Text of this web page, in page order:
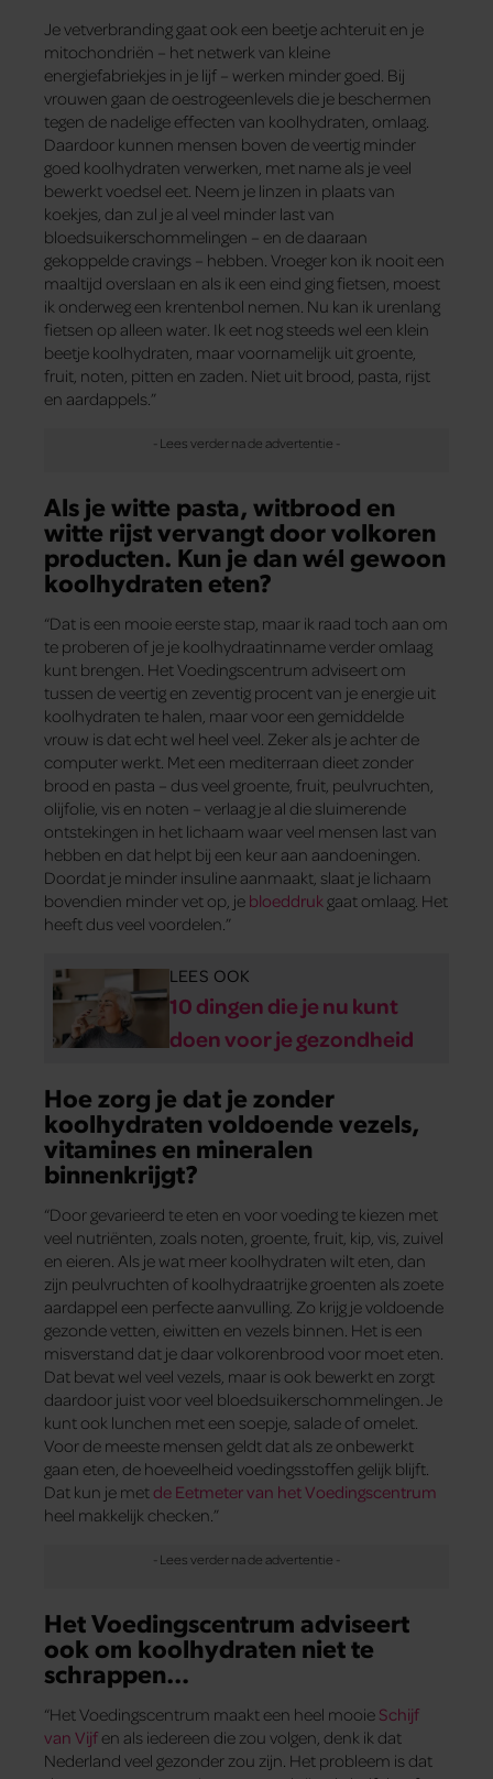
Je vetverbranding gaat ook een beetje achteruit en je
mitochondriën – het netwerk van kleine
energiefabriekjes in je lijf – werken minder goed. Bij
vrouwen gaan de oestrogeenlevels die je beschermen
tegen de nadelige effecten van koolhydraten, omlaag.
Daardoor kunnen mensen boven de veertig minder
goed koolhydraten verwerken, met name als je veel
bewerkt voedsel eet. Neem je linzen in plaats van
koekjes, dan zul je al veel minder last van
bloedsuikerschommelingen – en de daaraan
gekoppelde cravings – hebben. Vroeger kon ik nooit een
maaltijd overslaan en als ik een eind ging fietsen, moest
ik onderweg een krentenbol nemen. Nu kan ik urenlang
fietsen op alleen water. Ik eet nog steeds wel een klein
beetje koolhydraten, maar voornamelijk uit groente,
fruit, noten, pitten en zaden. Niet uit brood, pasta, rijst
en aardappels.”
Als je witte pasta, witbrood en
witte rijst vervangt door volkoren
producten. Kun je dan wél gewoon
koolhydraten eten?
“Dat is een mooie eerste stap, maar ik raad toch aan om
te proberen of je je koolhydraatinname verder omlaag
kunt brengen. Het Voedingscentrum adviseert om
tussen de veertig en zeventig procent van je energie uit
koolhydraten te halen, maar voor een gemiddelde
vrouw is dat echt wel heel veel. Zeker als je achter de
computer werkt. Met een mediterraan dieet zonder
brood en pasta – dus veel groente, fruit, peulvruchten,
olijfolie, vis en noten – verlaag je al die sluimerende
ontstekingen in het lichaam waar veel mensen last van
hebben en dat helpt bij een keur aan aandoeningen.
Doordat je minder insuline aanmaakt, slaat je lichaam
bovendien minder vet op, je bloeddruk gaat omlaag. Het
heeft dus veel voordelen.”
LEES OOK
10 dingen die je nu kunt
doen voor je gezondheid
Hoe zorg je dat je zonder
koolhydraten voldoende vezels,
vitamines en mineralen
binnenkrijgt?
“Door gevarieerd te eten en voor voeding te kiezen met
veel nutriënten, zoals noten, groente, fruit, kip, vis, zuivel
en eieren. Als je wat meer koolhydraten wilt eten, dan
zijn peulvruchten of koolhydraatrijke groenten als zoete
aardappel een perfecte aanvulling. Zo krijg je voldoende
gezonde vetten, eiwitten en vezels binnen. Het is een
misverstand dat je daar volkorenbrood voor moet eten.
Dat bevat wel veel vezels, maar is ook bewerkt en zorgt
daardoor juist voor veel bloedsuikerschommelingen. Je
kunt ook lunchen met een soepje, salade of omelet.
Voor de meeste mensen geldt dat als ze onbewerkt
gaan eten, de hoeveelheid voedingsstoffen gelijk blijft.
Dat kun je metde Eetmeter van het Voedingscentrum
heel makkelijk checken.”
Het Voedingscentrum adviseert
ook om koolhydraten niet te
schrappen…
“Het Voedingscentrum maakt een heel mooie Schijf
van Vijf en als iedereen die zou volgen, denk ik dat
Nederland veel gezonder zou zijn. Het probleem is dat